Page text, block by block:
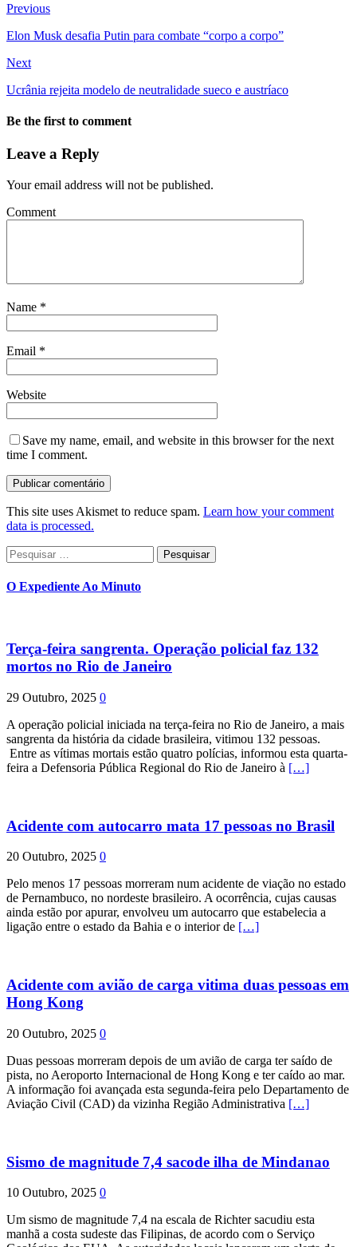
Previous
Elon Musk desafia Putin para combate “corpo a corpo”
Next
Ucrânia rejeita modelo de neutralidade sueco e austríaco
Be the first to comment
Leave a Reply
Your email address will not be published.
Comment
Name *
Email *
Website
Save my name, email, and website in this browser for the next
time I comment.
This site uses Akismet to reduce spam. Learn how your comment
data is processed.
Pesquisar
por:
O Expediente Ao Minuto
Terça-feira sangrenta. Operação policial faz 132
mortos no Rio de Janeiro
29 Outubro, 2025 0
A operação policial iniciada na terça-feira no Rio de Janeiro, a mais
sangrenta da história da cidade brasileira, vitimou 132 pessoas.
Entre as vítimas mortais estão quatro polícias, informou esta quarta-
feira a Defensoria Pública Regional do Rio de Janeiro à […]
Acidente com autocarro mata 17 pessoas no Brasil
20 Outubro, 2025 0
Pelo menos 17 pessoas morreram num acidente de viação no estado
de Pernambuco, no nordeste brasileiro. A ocorrência, cujas causas
ainda estão por apurar, envolveu um autocarro que estabelecia a
ligação entre o estado da Bahia e o interior de […]
Acidente com avião de carga vitima duas pessoas em
Hong Kong
20 Outubro, 2025 0
Duas pessoas morreram depois de um avião de carga ter saído de
pista, no Aeroporto Internacional de Hong Kong e ter caído ao mar.
A informação foi avançada esta segunda-feira pelo Departamento de
Aviação Civil (CAD) da vizinha Região Administrativa […]
Sismo de magnitude 7,4 sacode ilha de Mindanao
10 Outubro, 2025 0
Um sismo de magnitude 7,4 na escala de Richter sacudiu esta
manhã a costa sudeste das Filipinas, de acordo com o Serviço